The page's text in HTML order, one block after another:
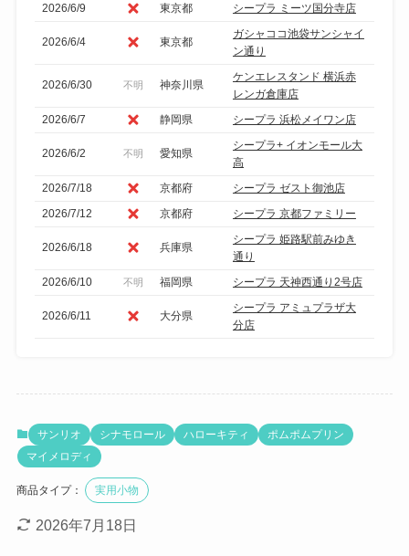
2026/6/9
東京都 シープラ ミーツ国分寺店
2026/6/4 東京都
ガシャココ池袋サンシャイ
ン通り
2026/6/30 不明 神奈川県
ケンエレスタンド 横浜赤
レンガ倉庫店
2026/6/7
静岡県 シープラ 浜松メイワン店
2026/6/2 不明 愛知県
シープラ+ イオンモール大
高
2026/7/18
京都府
シープラ ゼスト御池店
2026/7/12
京都府 シープラ 京都ファミリー
2026/6/18 兵庫県
シープラ 姫路駅前みゆき
通り
2026/6/10
不明 福岡県 シープラ 天神西通り2号店
2026/6/11 大分県
シープラ アミュプラザ大
分店
サンリオ シナモロール ハローキティ
ポムポムプリン
マイメロディ
商品タイプ： 実用小物
2026年7月18日